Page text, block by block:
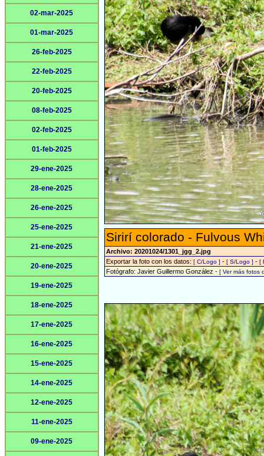
02-mar-2025
01-mar-2025
26-feb-2025
22-feb-2025
20-feb-2025
08-feb-2025
02-feb-2025
01-feb-2025
29-ene-2025
28-ene-2025
26-ene-2025
25-ene-2025
21-ene-2025
20-ene-2025
19-ene-2025
18-ene-2025
17-ene-2025
16-ene-2025
15-ene-2025
14-ene-2025
12-ene-2025
11-ene-2025
09-ene-2025
Sirirí colorado - Fulvous
Archivo: 20201024/1301_jgg_2.jpg
Exportar la foto con los datos: [ C/Logo ] - [ S/Logo ] - [
Fotógrafo: Javier Guillermo González - [ Ver más fotos